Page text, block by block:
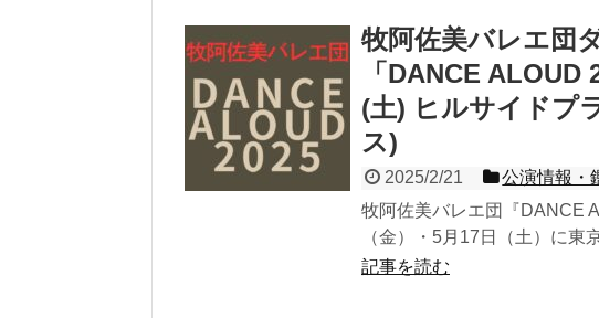
牧阿佐美バレエ団
「DANCE ALOUD
(土) ヒルサイドプ
ス)
2025/2/21
公演情報・
牧阿佐美バレエ団『DANCE
（金）・5月17日（土）に東
記事を読む